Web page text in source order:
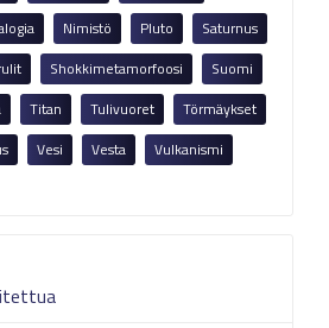
Nimistö Pluto
Saturnus
Shokkimetamorfoosi
Suomi
Titan Tulivuoret
Törmäykset
Vesi Vesta
Vulkanismi